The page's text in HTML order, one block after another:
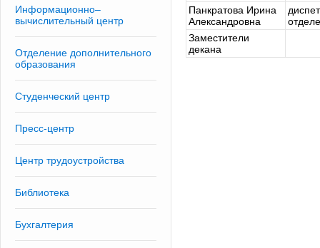
Информационно–
вычислительный центр
Отделение дополнительного
образования
Студенческий центр
Пресс-центр
Центр трудоустройства
Библиотека
Бухгалтерия
Панкратова Ирина
Александровна
Заместители
декана